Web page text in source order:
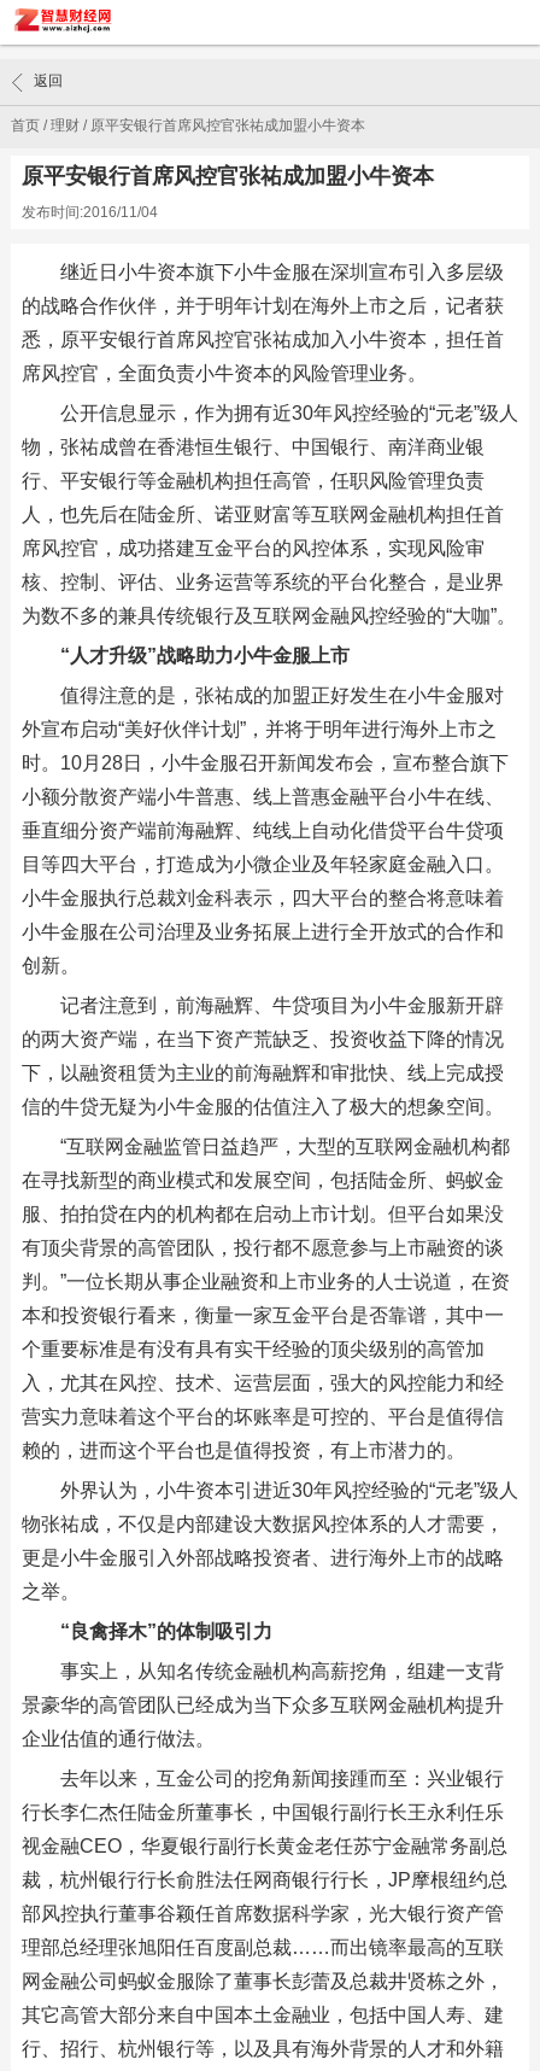
首页/理财/ 原平安银行首席风控官张祐成加盟小牛资本
返回
原平安银行首席风控官张祐成加盟小牛资本
发布时间:2016/11/04
继近日小牛资本旗下小牛金服在深圳宣布引入多层级
的战略合作伙伴，并于明年计划在海外上市之后，记者获
悉，原平安银行首席风控官张祐成加入小牛资本，担任首
席风控官，全面负责小牛资本的风险管理业务。
公开信息显示，作为拥有近30年风控经验的“元老”级人
物，张祐成曾在香港恒生银行、中国银行、南洋商业银
行、平安银行等金融机构担任高管，任职风险管理负责
人，也先后在陆金所、诺亚财富等互联网金融机构担任首
席风控官，成功搭建互金平台的风控体系，实现风险审
核、控制、评估、业务运营等系统的平台化整合，是业界
为数不多的兼具传统银行及互联网金融风控经验的“大咖”。
“人才升级”战略助力小牛金服上市
值得注意的是，张祐成的加盟正好发生在小牛金服对
外宣布启动“美好伙伴计划”，并将于明年进行海外上市之
时。10月28日，小牛金服召开新闻发布会，宣布整合旗下
小额分散资产端小牛普惠、线上普惠金融平台小牛在线、
垂直细分资产端前海融辉、纯线上自动化借贷平台牛贷项
目等四大平台，打造成为小微企业及年轻家庭金融入口。
小牛金服执行总裁刘金科表示，四大平台的整合将意味着
小牛金服在公司治理及业务拓展上进行全开放式的合作和
创新。
记者注意到，前海融辉、牛贷项目为小牛金服新开辟
的两大资产端，在当下资产荒缺乏、投资收益下降的情况
下，以融资租赁为主业的前海融辉和审批快、线上完成授
信的牛贷无疑为小牛金服的估值注入了极大的想象空间。
“互联网金融监管日益趋严，大型的互联网金融机构都
在寻找新型的商业模式和发展空间，包括陆金所、蚂蚁金
服、拍拍贷在内的机构都在启动上市计划。但平台如果没
有顶尖背景的高管团队，投行都不愿意参与上市融资的谈
判。”一位长期从事企业融资和上市业务的人士说道，在资
本和投资银行看来，衡量一家互金平台是否靠谱，其中一
个重要标准是有没有具有实干经验的顶尖级别的高管加
入，尤其在风控、技术、运营层面，强大的风控能力和经
营实力意味着这个平台的坏账率是可控的、平台是值得信
赖的，进而这个平台也是值得投资，有上市潜力的。
外界认为，小牛资本引进近30年风控经验的“元老”级人
物张祐成，不仅是内部建设大数据风控体系的人才需要，
更是小牛金服引入外部战略投资者、进行海外上市的战略
之举。
“良禽择木”的体制吸引力
事实上，从知名传统金融机构高薪挖角，组建一支背
景豪华的高管团队已经成为当下众多互联网金融机构提升
企业估值的通行做法。
去年以来，互金公司的挖角新闻接踵而至：兴业银行
行长李仁杰任陆金所董事长，中国银行副行长王永利任乐
视金融CEO，华夏银行副行长黄金老任苏宁金融常务副总
裁，杭州银行行长俞胜法任网商银行行长，JP摩根纽约总
部风控执行董事谷颖任首席数据科学家，光大银行资产管
理部总经理张旭阳任百度副总裁……而出镜率最高的互联
网金融公司蚂蚁金服除了董事长彭蕾及总裁井贤栋之外，
其它高管大部分来自中国本土金融业，包括中国人寿、建
行、招行、杭州银行等，以及具有海外背景的人才和外籍